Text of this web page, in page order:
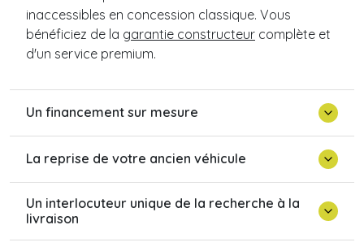
inaccessibles en concession classique. Vous
bénéficiez de la garantie constructeur complète et
d'un service premium.
Un financement sur mesure
La reprise de votre ancien véhicule
Un interlocuteur unique de la recherche à la
livraison